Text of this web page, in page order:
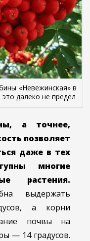
«Невежинская» в
далеко не предел
а точнее,
позволяет
даже в тех
многие
растения.
выдержать
а корни
почвы на
— 14 градусов.